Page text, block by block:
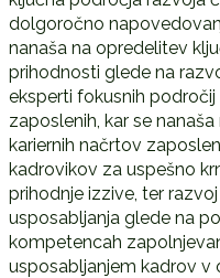
dolgoročno
nanaša na opredelitev
prihodnosti glede na
eksperti fokusnih področij
zaposlenih, kar se
kariernih načrtov
kadrovikov za uspešno
prihodnje izzive, ter
usposabljanja glede na
kompetencah
usposabljanjem kadrov v